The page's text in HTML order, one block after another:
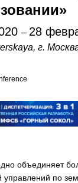
– 28
г.
объединяет
управлений по